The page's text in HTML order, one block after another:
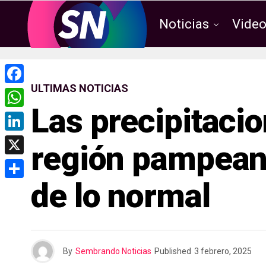
Noticias
ULTIMAS NOTICIAS
Las
región
de lo normal
By Sembrando Noticias Published 3 febrero, 2025
F
a
c
e
b
W
h
a
L
i
n
X